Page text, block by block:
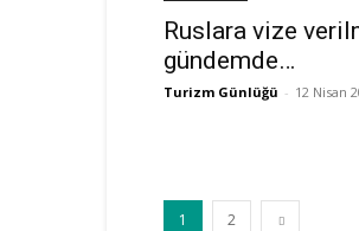
Ruslara vize
gündemde…
Turizm Günlüğü - 12 Nisan
1 2